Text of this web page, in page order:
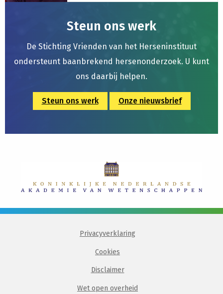
Steun ons werk
De Stichting Vrienden van het Herseninstituut
ondersteunt baanbrekend hersenonderzoek. U kunt
ons daarbij helpen.
Steun ons werk Onze nieuwsbrief
Privacyverklaring
Cookies
Disclaimer
Wet open overheid